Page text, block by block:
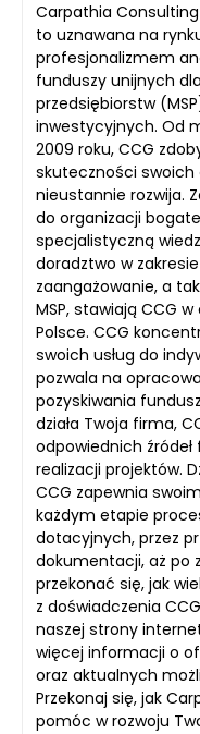
Carpathia
to uznawana na
profesjonalizmem
funduszy unijnych
przedsiębiorstw
inwestycyjnych. Od
2009 roku, CCG
skuteczności swoich
nieustannie rozwija.
do organizacji
specjalistyczną
doradztwo w
zaangażowanie, a
MSP, stawiają CCG
Polsce. CCG
swoich usług do
pozwala na
pozyskiwania
działa Twoja firma,
odpowiednich
realizacji projektów.
CCG zapewnia
każdym etapie
dotacyjnych, przez
dokumentacji, aż po
przekonać się, jak
z doświadczenia
naszej strony
więcej informacji o
oraz aktualnych
Przekonaj się, jak
pomóc w rozwoju